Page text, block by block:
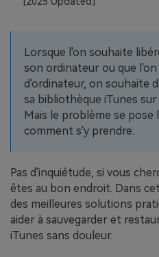
EXPLOREZ PLUS DE SUJETS
Lorsque l'on souhaite
son ordinateur ou que
d'ordinateur, on souhaite
sa bibliothèque iTunes
Mais le problème se pose
comment s'y prendre.
Pas d'inquiétude, si vous
êtes au bon endroit. Dans
des meilleures solutions
aider à sauvegarder et
iTunes sans douleur.